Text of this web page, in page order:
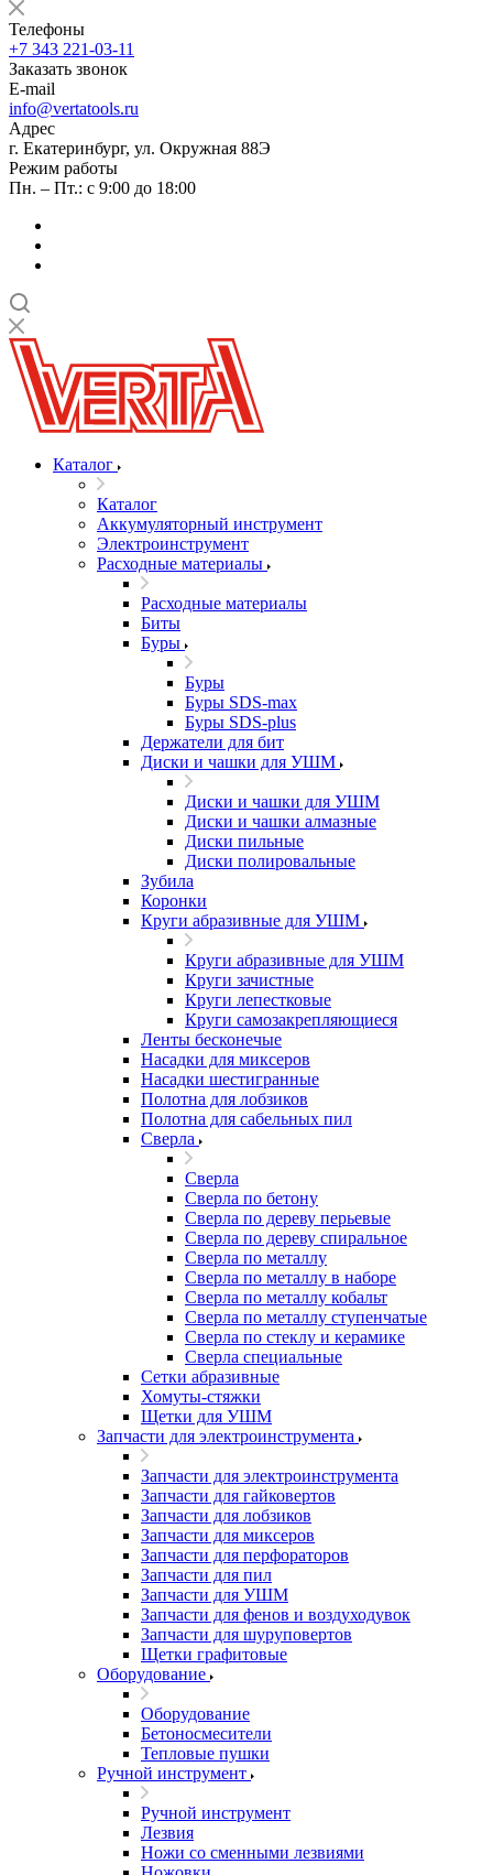
Телефоны
+7 343 221-03-11
Заказать звонок
E-mail
info@vertatools.ru
Адрес
г. Екатеринбург, ул. Окружная 88Э
Режим работы
Пн. – Пт.: с 9:00 до 18:00
Каталог
Каталог
Аккумуляторный инструмент
Электроинструмент
Расходные материалы
Расходные материалы
Биты
Буры
Буры
Буры SDS-max
Буры SDS-plus
Держатели для бит
Диски и чашки для УШМ
Диски и чашки для УШМ
Диски и чашки алмазные
Диски пильные
Диски полировальные
Зубила
Коронки
Круги абразивные для УШМ
Круги абразивные для УШМ
Круги зачистные
Круги лепестковые
Круги самозакрепляющиеся
Ленты бесконечые
Насадки для миксеров
Насадки шестигранные
Полотна для лобзиков
Полотна для сабельных пил
Сверла
Сверла
Сверла по бетону
Сверла по дереву перьевые
Сверла по дереву спиральное
Сверла по металлу
Сверла по металлу в наборе
Сверла по металлу кобальт
Сверла по металлу ступенчатые
Сверла по стеклу и керамике
Сверла специальные
Сетки абразивные
Хомуты-стяжки
Щетки для УШМ
Запчасти для электроинструмента
Запчасти для электроинструмента
Запчасти для гайковертов
Запчасти для лобзиков
Запчасти для миксеров
Запчасти для перфораторов
Запчасти для пил
Запчасти для УШМ
Запчасти для фенов и воздуходувок
Запчасти для шуруповертов
Щетки графитовые
Оборудование
Оборудование
Бетоносмесители
Тепловые пушки
Ручной инструмент
Ручной инструмент
Лезвия
Ножи со сменными лезвиями